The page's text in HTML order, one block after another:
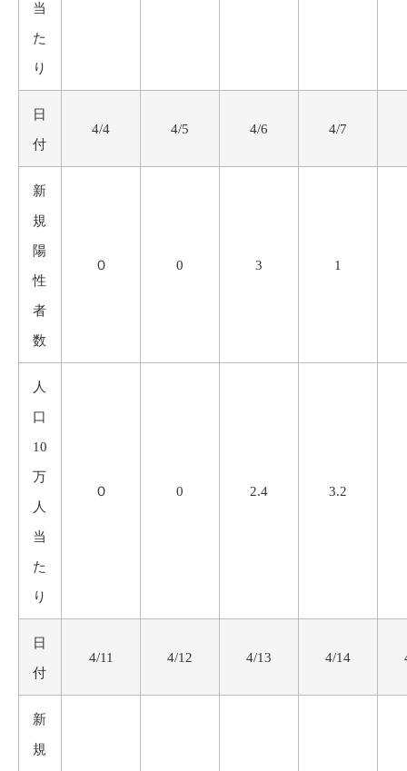
当
た
り
日
付
4/4 4/5 4/6 4/7
新
規
陽
性
者
数
０ 0 3 1
人
口
10
万
人
当
た
り
０ 0 2.4 3.2
日
付
4/11 4/12 4/13 4/14
新
規